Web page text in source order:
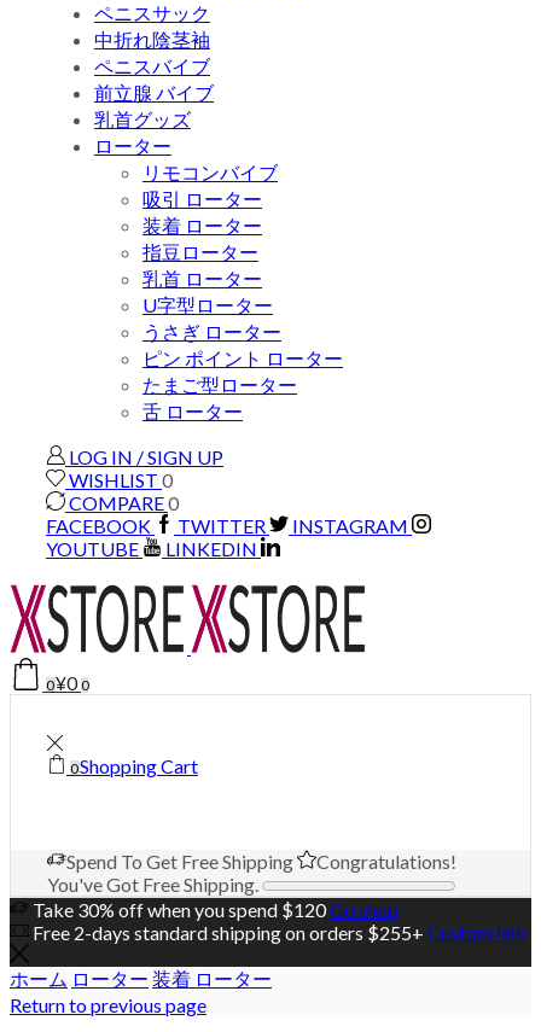
ペニスサック
中折れ陰茎袖
ペニスバイブ
前立腺 バイブ
乳首グッズ
ローター
リモコンバイブ
吸引 ローター
装着 ローター
指豆ローター
乳首 ローター
U字型ローター
うさぎ ローター
ピン ポイント ローター
たまご型ローター
舌 ローター
LOG IN / SIGN UP
WISHLIST 0
COMPARE0
FACEBOOK
TWITTER
INSTAGRAM
YOUTUBE
LINKEDIN
0¥0 0
0Shopping Cart
Spend To Get Free Shipping
Congratulations!
You've Got Free Shipping.
Take 30% off when you spend $120Go shop
Free 2-days standard shipping on orders $255+ Custom link
ホーム ローター 装着 ローター
Return to previous page